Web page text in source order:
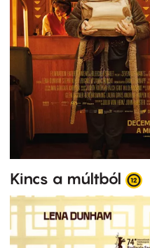
Kincs a múltból